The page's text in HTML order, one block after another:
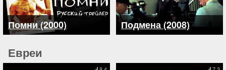
Помни (2000) Подмена (2008)
Евреи